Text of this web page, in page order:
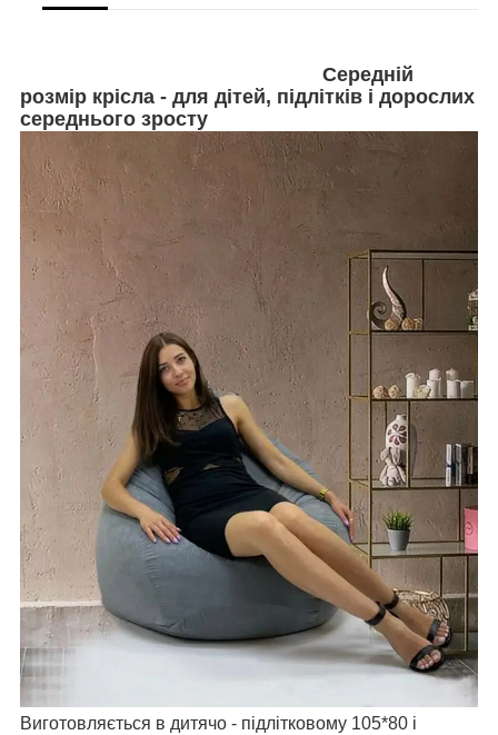
Середній
розмір крісла - для дітей, підлітків і дорослих
середнього зросту
Виготовляється в дитячо - підлітковому 105*80 і